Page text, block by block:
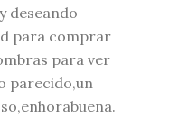
deseando
para comprar
para ver
parecido,un